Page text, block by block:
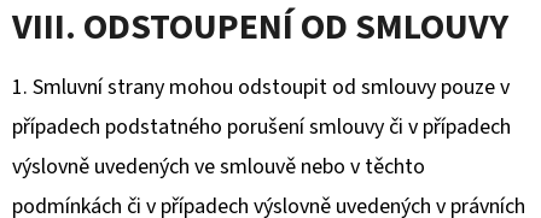
VIII. ODSTOUPENÍ OD SMLOUVY
1. Smluvní strany mohou odstoupit od smlouvy pouze v
případech podstatného porušení smlouvy či v případech
výslovně uvedených ve smlouvě nebo v těchto
podmínkách či v případech výslovně uvedených v právních